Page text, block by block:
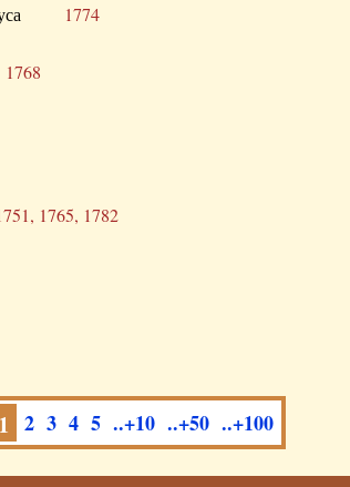
1774
1768
1765, 1782
1 2 3 4 5 ..+10 ..+50 ..+100